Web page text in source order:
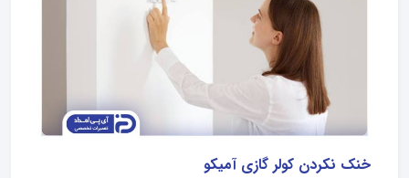
خنک نکردن کولر گازی آمیکو